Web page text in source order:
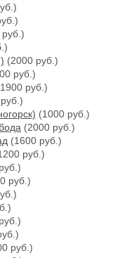
(2000 руб.)
руб.)
руб.)
(1000 руб.)
(2000 руб.)
(1600 руб.)
руб.)
руб.)
руб.)